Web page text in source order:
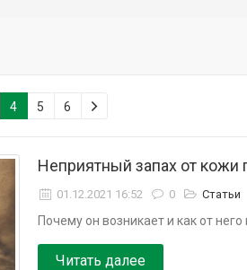
4 5 6
Неприятный запах от кожи
01.12.2021 16:52 0 Статьи
Почему он возникает и как от него
Читать далее